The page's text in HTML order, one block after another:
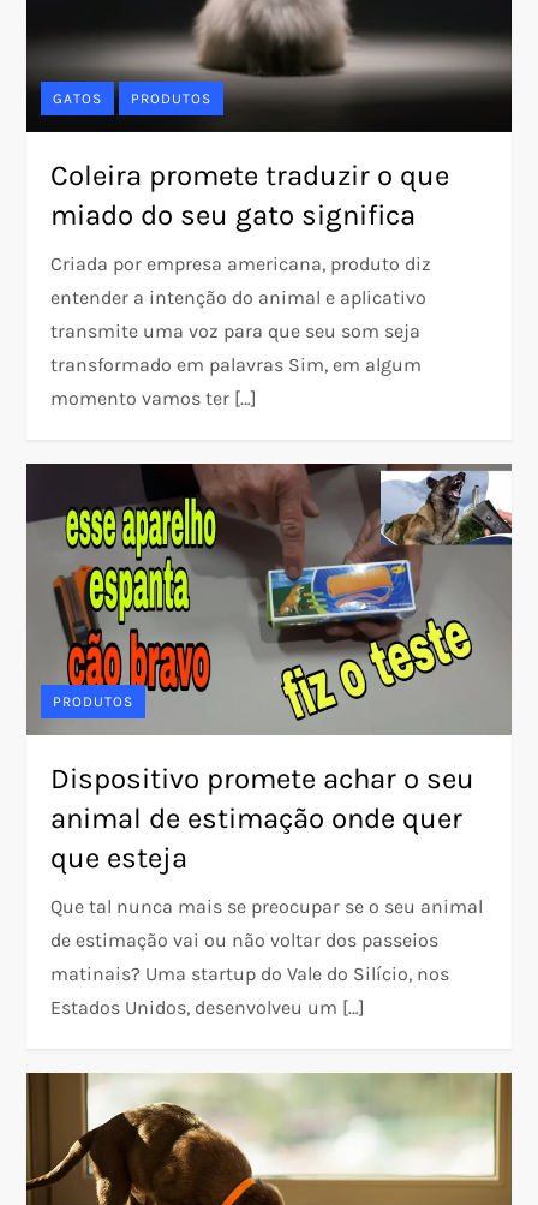
GATOS PRODUTOS
Coleira promete traduzir o que
miado do seu gato significa
Criada por empresa americana, produto diz
entender a intenção do animal e aplicativo
transmite uma voz para que seu som seja
transformado em palavras Sim, em algum
momento vamos ter […]
PRODUTOS
Dispositivo promete achar o seu
animal de estimação onde quer
que esteja
Que tal nunca mais se preocupar se o seu animal
de estimação vai ou não voltar dos passeios
matinais? Uma startup do Vale do Silício, nos
Estados Unidos, desenvolveu um […]